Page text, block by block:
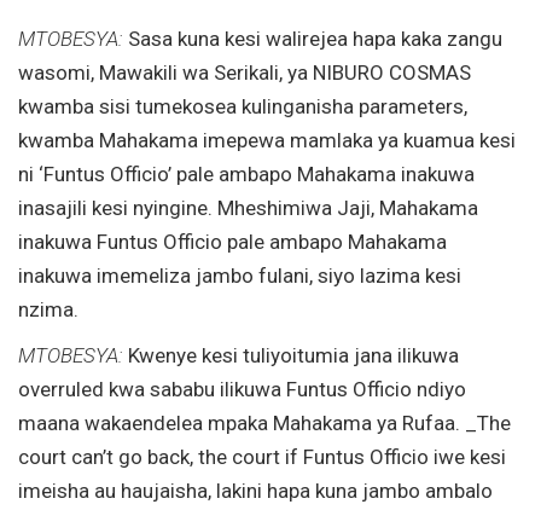
MTOBESYA: Sasa kuna kesi walirejea hapa kaka zangu
wasomi, Mawakili wa Serikali, ya NIBURO COSMAS
kwamba sisi tumekosea kulinganisha parameters,
kwamba Mahakama imepewa mamlaka ya kuamua kesi
ni ‘Funtus Officio’ pale ambapo Mahakama inakuwa
inasajili kesi nyingine. Mheshimiwa Jaji, Mahakama
inakuwa Funtus Officio pale ambapo Mahakama
inakuwa imemeliza jambo fulani, siyo lazima kesi
nzima.
MTOBESYA: Kwenye kesi tuliyoitumia jana ilikuwa
overruled kwa sababu ilikuwa Funtus Officio ndiyo
maana wakaendelea mpaka Mahakama ya Rufaa. _The
court can’t go back, the court if Funtus Officio iwe kesi
imeisha au haujaisha, lakini hapa kuna jambo ambalo